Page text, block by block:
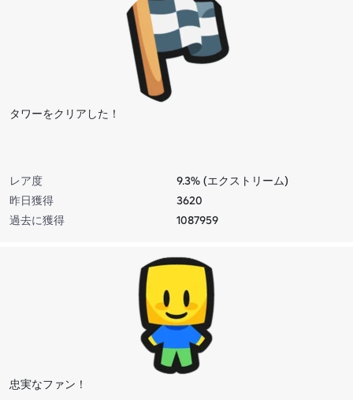
タワーをクリアした！
レア度
9.3% (エクストリーム)
昨日獲得
3620
過去に獲得
1087959
忠実なファン！